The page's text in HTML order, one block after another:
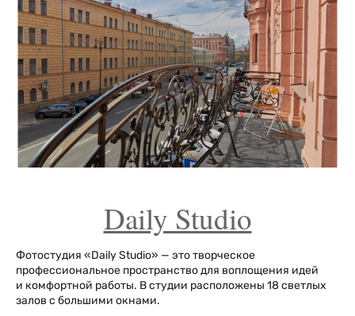
Daily Studio
Фотостудия «Daily Studio» — это творческое
профессиональное пространство для воплощения идей
и комфортной работы. В студии расположены 18 светлых
залов с большими окнами.